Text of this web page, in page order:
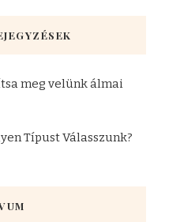
meg velünk álmai
Típust Válasszunk?